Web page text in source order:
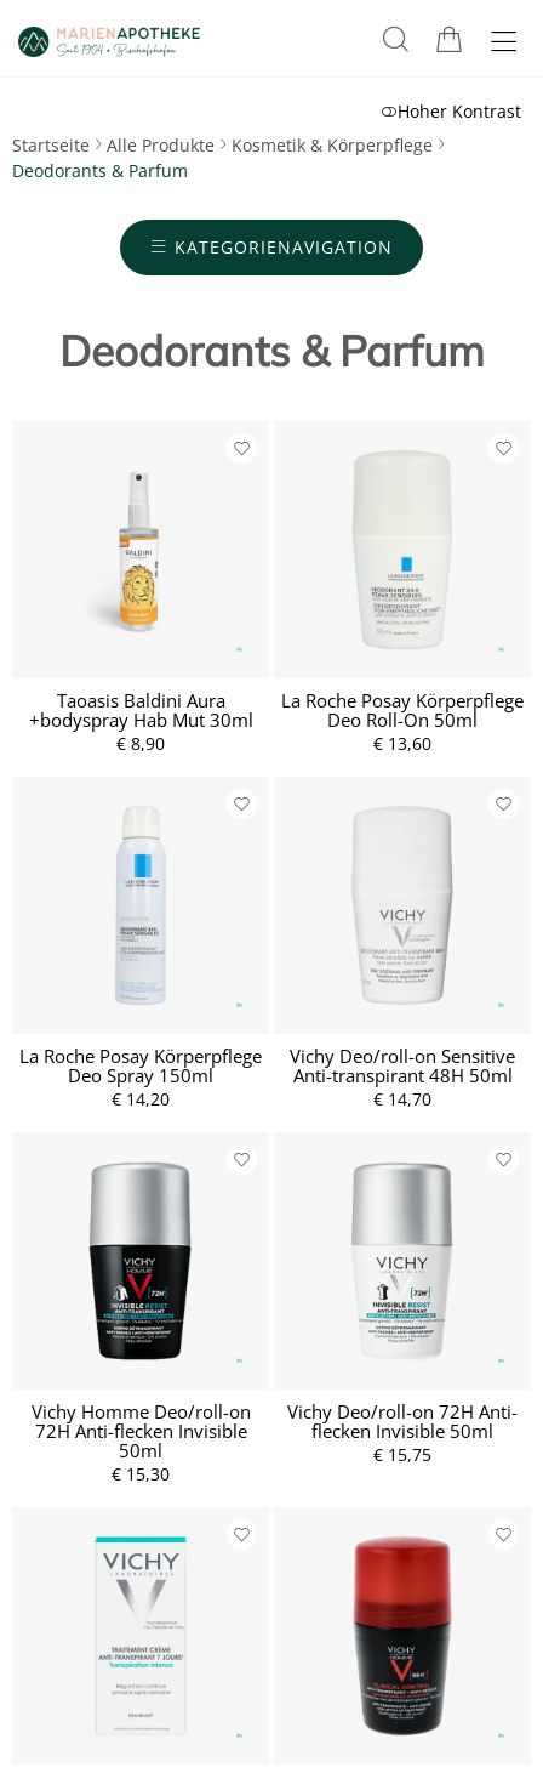
Hoher Kontrast
Startseite
Alle Produkte
Kosmetik & Körperpflege
Deodorants & Parfum
KATEGORIENAVIGATION
Deodorants & Parfum
Taoasis Baldini Aura
+bodyspray Hab Mut 30ml
€ 8,90
La Roche Posay Körperpflege
Deo Roll-On 50ml
€ 13,60
La Roche Posay Körperpflege
Deo Spray 150ml
€ 14,20
Vichy Deo/roll-on Sensitive
Anti-transpirant 48H 50ml
€ 14,70
Vichy Homme Deo/roll-on
72H Anti-flecken Invisible
50ml
€ 15,30
Vichy Deo/roll-on 72H Anti-
flecken Invisible 50ml
€ 15,75